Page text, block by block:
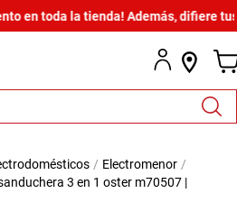
toda la tienda! Además, difiere tus
electromenor
3 en 1 oster m70507 |